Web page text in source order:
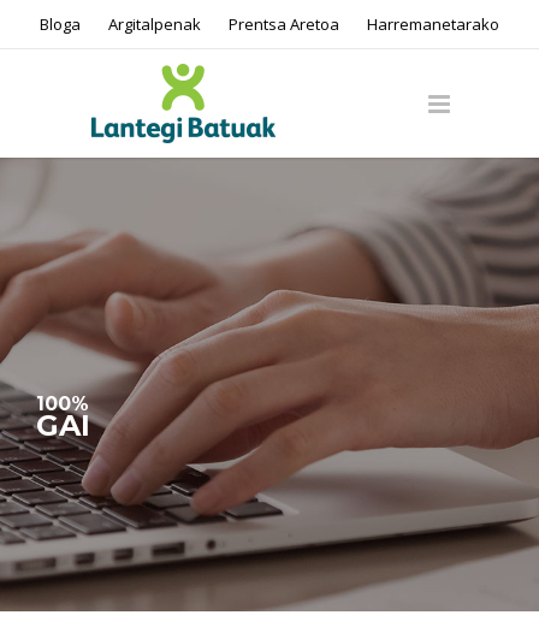
Bloga Argitalpenak Prentsa Aretoa Harremanetarako
100%
GAI